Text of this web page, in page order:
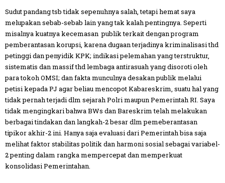
Sudut pandang tsb tidak sepenuhnya salah, tetapi hemat saya
melupakan sebab-sebab lain yang tak kalah pentingnya. Seperti
misalnya kuatnya kecemasan publik terkait dengan program
pemberantasan korupsi, karena dugaan terjadinya kriminalisasi thd
petinggi dan penyidik KPK; indikasi pelemahan yang terstruktur,
sistematis dan massif thd lembaga antirasuah yang disoroti oleh
para tokoh OMSI; dan fakta munculnya desakan publik melalui
petisi kepada PJ agar beliau mencopot Kabareskrim, suatu hal yang
tidak pernah terjadi dlm sejarah Polri maupun Pemerintah RI. Saya
tidak mengingkari bahwa BWs dan Bareskrim telah melakukan
berbagai tindakan dan langkah-2 besar dlm pemeberantasan
tipikor akhir-2 ini. Hanya saja evaluasi dari Pemerintah bisa saja
melihat faktor stabilitas politik dan harmoni sosial sebagai variabel-
2 penting dalam rangka mempercepat dan memperkuat
konsolidasi Pemerintahan.